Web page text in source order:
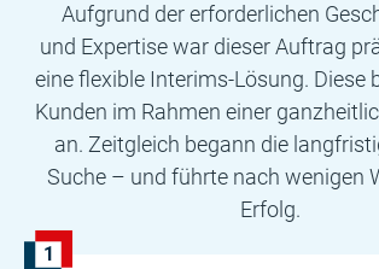
Aufgrund der erforderlichen
und Expertise war dieser Auftrag
eine flexible Interims-Lösung. Diese
Kunden im Rahmen einer
an. Zeitgleich begann die
Suche – und führte nach wenigen
Erfolg.